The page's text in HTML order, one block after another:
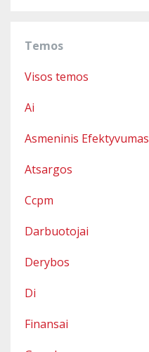
Temos
Visos temos
Ai
Asmeninis Efektyvumas
Atsargos
Ccpm
Darbuotojai
Derybos
Di
Finansai